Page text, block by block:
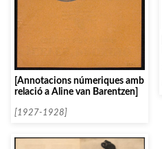
[Annotacions númeriques amb
relació a Aline van Barentzen]
[1927-1928]